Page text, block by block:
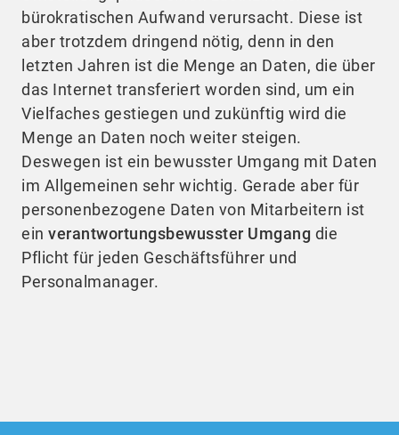
bürokratischen Aufwand verursacht. Diese ist
aber trotzdem dringend nötig, denn in den
letzten Jahren ist die Menge an Daten, die über
das Internet transferiert worden sind, um ein
Vielfaches gestiegen und zukünftig wird die
Menge an Daten noch weiter steigen.
Deswegen ist ein bewusster Umgang mit Daten
im Allgemeinen sehr wichtig. Gerade aber für
personenbezogene Daten von Mitarbeitern ist
ein verantwortungsbewusster Umgang die
Pflicht für jeden Geschäftsführer und
Personalmanager.